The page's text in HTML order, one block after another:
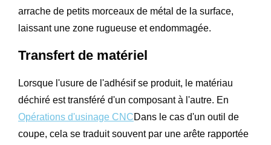
arrache de petits morceaux de métal de la surface,
laissant une zone rugueuse et endommagée.
Transfert de matériel
Lorsque l'usure de l'adhésif se produit, le matériau
déchiré est transféré d'un composant à l'autre. En
Opérations d'usinage CNCDans le cas d'un outil de
coupe, cela se traduit souvent par une arête rapportée